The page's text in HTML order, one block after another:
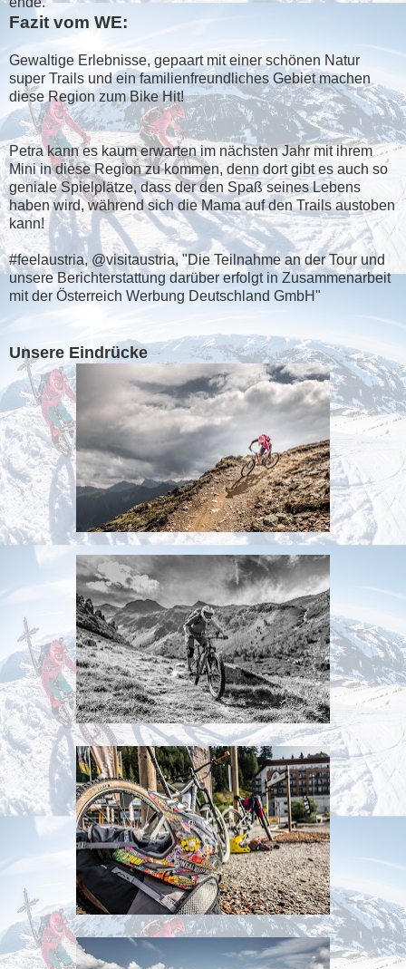
Fazit vom WE:
Gewaltige Erlebnisse, gepaart mit einer schönen Natur
super Trails und ein familienfreundliches Gebiet machen
diese Region zum Bike Hit!
Petra kann es kaum erwarten im nächsten Jahr mit ihrem
Mini in diese Region zu kommen, denn dort gibt es auch so
geniale Spielplätze, dass der den Spaß seines Lebens
haben wird, während sich die Mama auf den Trails austoben
kann!
#feelaustria, @visitaustria, "Die Teilnahme an der Tour und
unsere Berichterstattung darüber erfolgt in Zusammenarbeit
mit der Österreich Werbung Deutschland GmbH"
Unsere Eindrücke